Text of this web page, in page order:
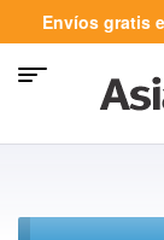
Envíos gratis